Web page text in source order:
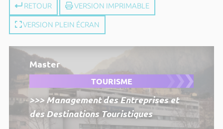
RETOUR VERSION IMPRIMABLE
VERSION PLEIN ÉCRAN
Master
TOURISME
>>> Management des Entreprises et
des Destinations Touristiques